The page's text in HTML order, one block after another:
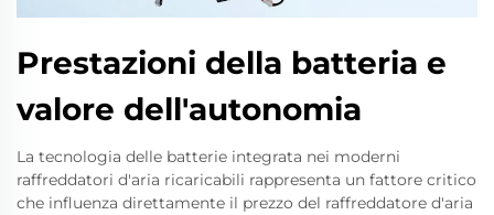
Prestazioni della batteria e
valore dell'autonomia
La tecnologia delle batterie integrata nei moderni
raffreddatori d'aria ricaricabili rappresenta un fattore critico
che influenza direttamente il prezzo del raffreddatore d'aria